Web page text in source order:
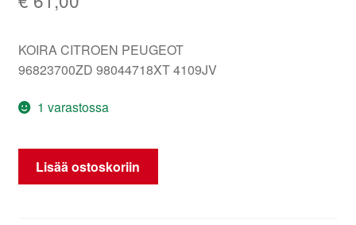
KOIRA CITROEN PEUGEOT
96823700ZD 98044718XT 4109JV
1 varastossa
Ohjauspyörä
Citroën
Lisää ostoskoriin